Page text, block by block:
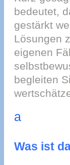
bedeutet,
gestärkt
Lösungen
eigenen
begleiten
a
Was ist